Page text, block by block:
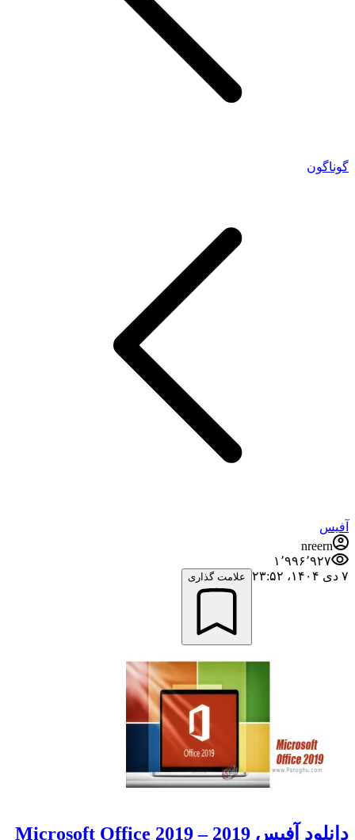
گوناگون
آفیس
nreern
۱٬۹۹۶٬۹۲۷
۷ دی ۱۴۰۴،‏ ۲۳:۵۲
علامت گذاری
دانلود آفیس 2019 – Microsoft Office 2019